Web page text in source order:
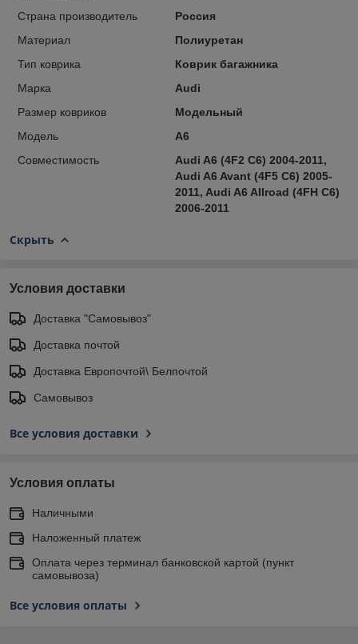
Страна производитель
Россия
Материал
Полиуретан
Тип коврика
Коврик багажника
Марка
Audi
Размер ковриков
Модельный
Модель
A6
Совместимость
Audi A6 (4F2 C6) 2004-2011,
Audi A6 Avant (4F5 C6) 2005-
2011, Audi A6 Allroad (4FH C6)
2006-2011
Скрыть
Условия доставки
Доставка "Самовывоз"
Доставка почтой
Доставка Европочтой\ Белпочтой
Самовывоз
Все условия доставки
Условия оплаты
Наличными
Наложенный платеж
Оплата через терминал банковской картой (пункт
самовывоза)
Все условия оплаты